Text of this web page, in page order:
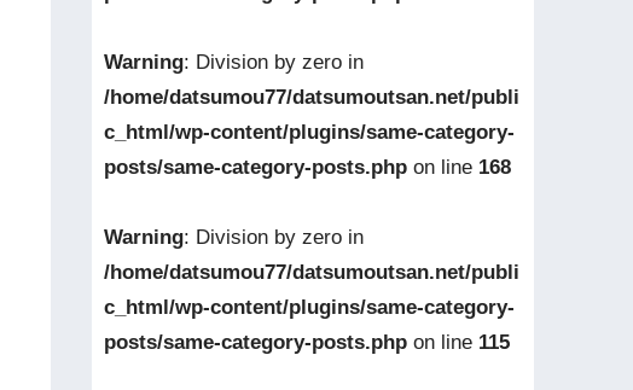
Warning: Division by zero in
/home/datsumou77/datsumoutsan.net/publi
c_html/wp-content/plugins/same-category-
posts/same-category-posts.php on line 168
Warning: Division by zero in
/home/datsumou77/datsumoutsan.net/publi
c_html/wp-content/plugins/same-category-
posts/same-category-posts.php on line 115